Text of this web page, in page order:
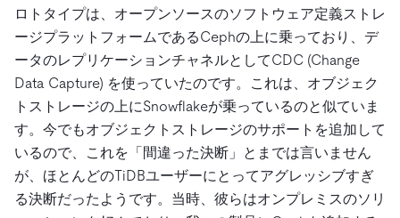
ロトタイプは、オープンソースのソフトウェア定義ストレ
ージプラットフォームであるCephの上に乗っており、デ
ータのレプリケーションチャネルとしてCDC (Change
Data Capture) を使っていたのです。これは、オブジェク
トストレージの上にSnowflakeが乗っているのと似ていま
す。今でもオブジェクトストレージのサポートを追加して
いるので、これを「間違った決断」とまでは言いません
が、ほとんどのTiDBユーザーにとってアグレッシブすぎ
る決断だったようです。当時、彼らはオンプレミスのソリ